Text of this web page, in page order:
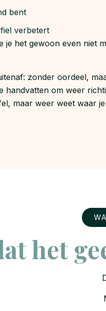
bent
verbetert
je het gewoon even niet
zonder oordeel,
handvatten om weer
maar weer weet waar
het